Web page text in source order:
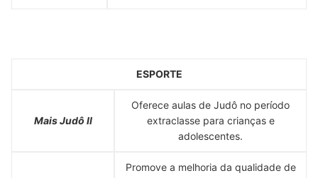
ESPORTE
Mais Judô II
Oferece aulas de Judô no período
extraclasse para crianças e
adolescentes.
Promove a melhoria da qualidade de